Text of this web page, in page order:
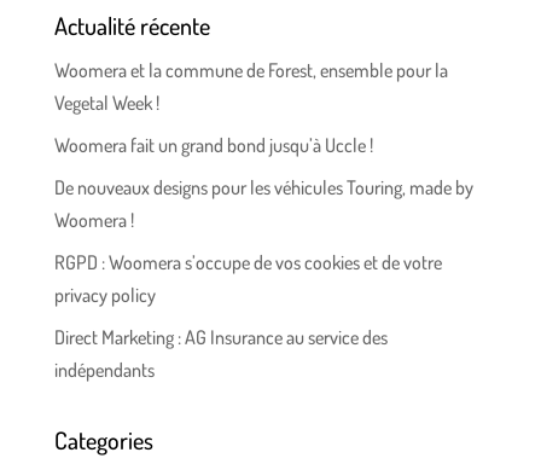
Actualité récente
Woomera et la commune de Forest, ensemble pour la
Vegetal Week !
Woomera fait un grand bond jusqu’à Uccle !
De nouveaux designs pour les véhicules Touring, made by
Woomera !
RGPD : Woomera s’occupe de vos cookies et de votre
privacy policy
Direct Marketing : AG Insurance au service des
indépendants
Categories